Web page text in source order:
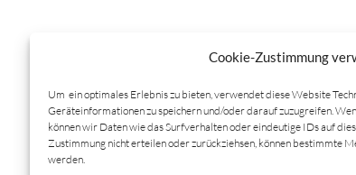
Cookie-Zustimmung
Um ein optimales Erlebnis zu bieten, verwendet diese Website
Geräteinformationen zu speichern und/oder darauf zuzugreifen.
können wir Daten wie das Surfverhalten oder eindeutige IDs auf
Zustimmung nicht erteilen oder zurückziehsen, können bestimmte
werden.
photo by Uwe Walter